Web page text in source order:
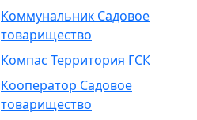
Коммунальник Садовое
товарищество
Компас Территория ГСК
Кооператор Садовое
товарищество